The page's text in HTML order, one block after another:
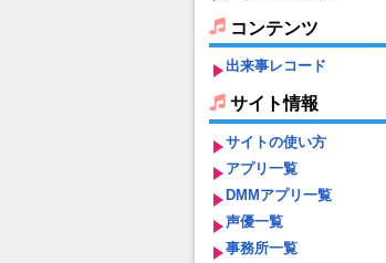
コンテンツ
出来事レコード
サイト情報
サイトの使い方
アプリ一覧
DMMアプリ一覧
声優一覧
事務所一覧